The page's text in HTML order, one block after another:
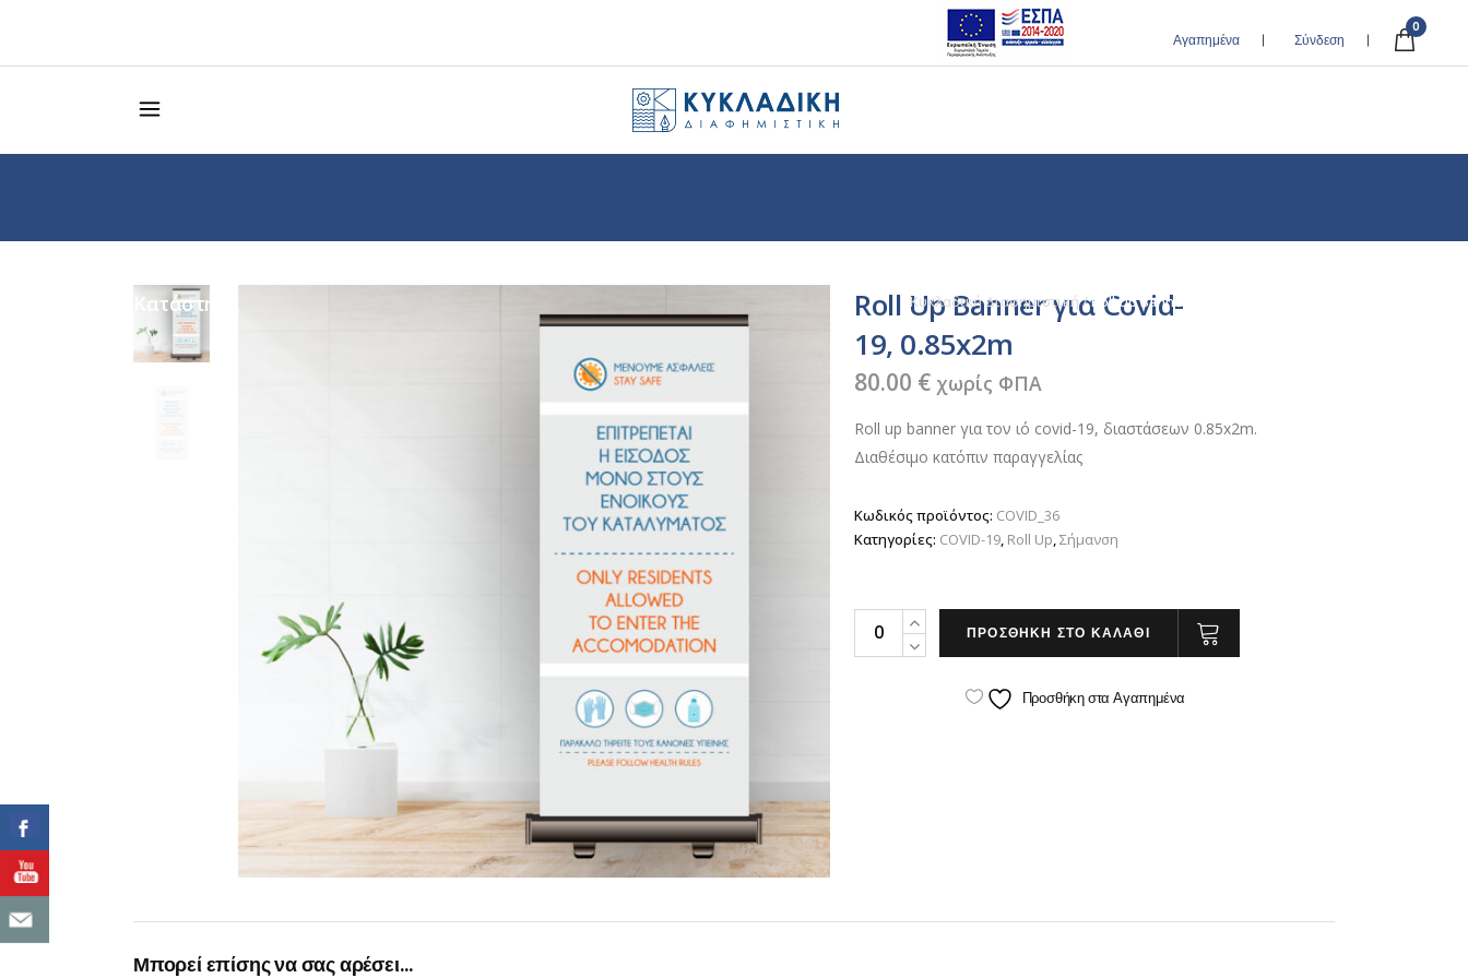
Αγαπημένα Σύνδεση
0
Κατάστημα Κυκλαδική Διαφημιστική/Roll Up Banner για Covid-19, 0.85x2m
Roll Up Banner για Covid-
19, 0.85x2m
80.00 € χωρίς ΦΠΑ
Roll up banner για τον ιό covid-19, διαστάσεων 0.85x2m.
Διαθέσιμο κατόπιν παραγγελίας
Κωδικός προϊόντος: COVID_36
Κατηγορίες: COVID-19, Roll Up,Σήμανση
Roll
ΠΡΟΣΘΗΚΗ ΣΤΟ ΚΑΛΑΘΙ
Προσθήκη στα Αγαπημένα
Μπορεί επίσης να σας αρέσει…